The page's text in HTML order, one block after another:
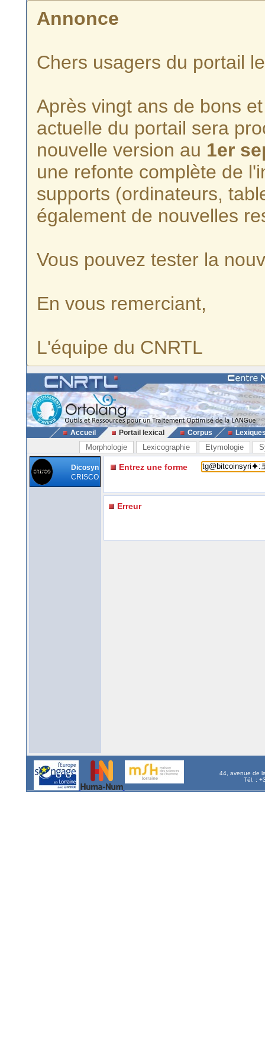
Annonce
Chers usagers du portail
Après vingt ans de bons
actuelle du portail sera
nouvelle version au 1er
une refonte complète de
supports (ordinateurs,
également de nouvelles
Vous pouvez tester la
En vous remerciant,
L'équipe du CNRTL
Accueil Portail lexical Corpus
Morphologie Lexicographie Etymologie
Dicosyn
CRISCO
Entrez une forme
Erreur
44, avenue de
Tél. :